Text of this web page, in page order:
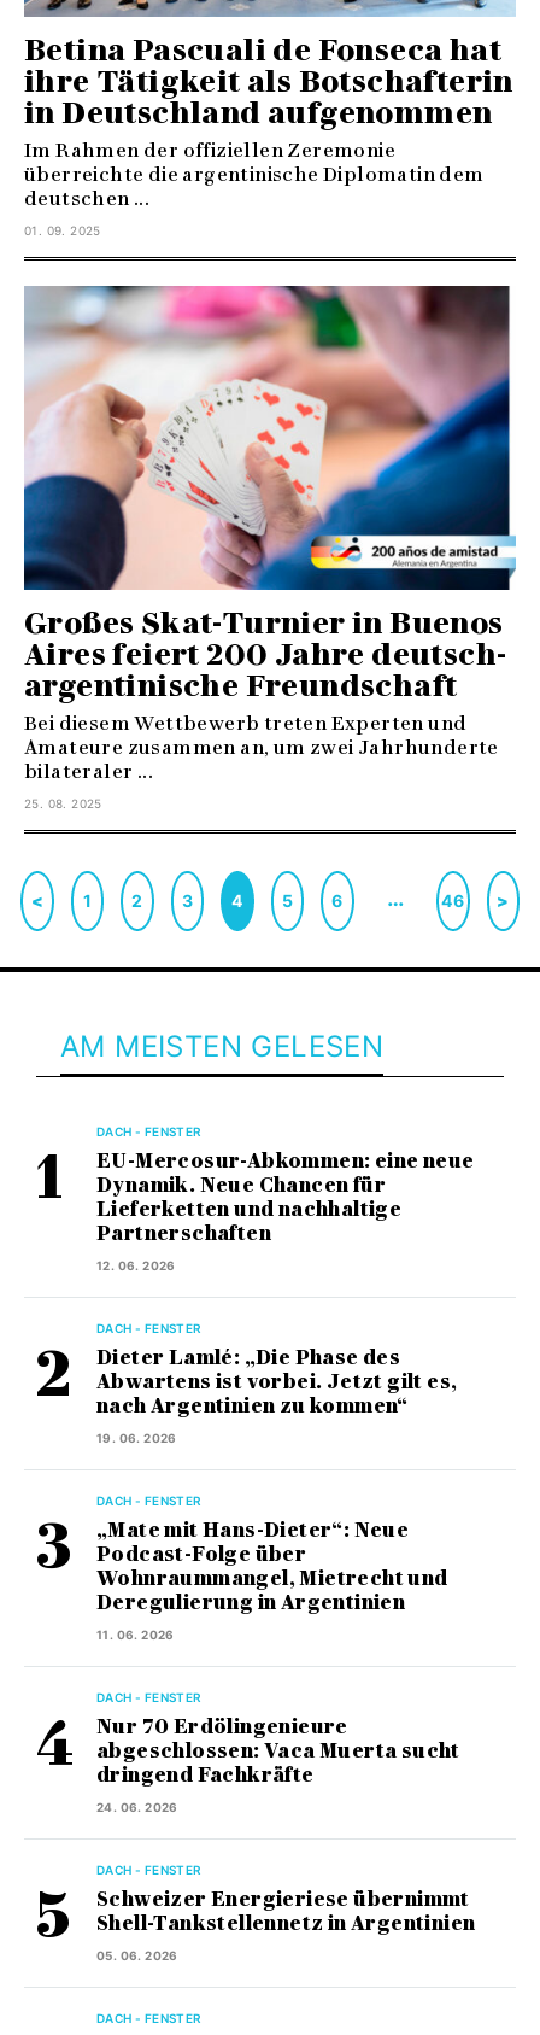
Betina Pascuali de Fonseca hat
ihre Tätigkeit als Botschafterin
in Deutschland aufgenommen
Im Rahmen der offiziellen Zeremonie
überreichte die argentinische Diplomatin dem
deutschen ...
01. 09. 2025
Großes Skat-Turnier in Buenos
Aires feiert 200 Jahre deutsch-
argentinische Freundschaft
Bei diesem Wettbewerb treten Experten und
Amateure zusammen an, um zwei Jahrhunderte
bilateraler ...
25. 08. 2025
< 1 2 3 4 5 6 … 46 >
AM MEISTEN GELESEN
DACH - FENSTER
EU-Mercosur-Abkommen: eine neue
Dynamik. Neue Chancen für
Lieferketten und nachhaltige
Partnerschaften
12. 06. 2026
DACH - FENSTER
Dieter Lamlé: „Die Phase des
Abwartens ist vorbei. Jetzt gilt es,
nach Argentinien zu kommen“
19. 06. 2026
DACH - FENSTER
„Mate mit Hans-Dieter“: Neue
Podcast-Folge über
Wohnraummangel, Mietrecht und
Deregulierung in Argentinien
11. 06. 2026
DACH - FENSTER
Nur 70 Erdölingenieure
abgeschlossen: Vaca Muerta sucht
dringend Fachkräfte
24. 06. 2026
DACH - FENSTER
Schweizer Energieriese übernimmt
Shell-Tankstellennetz in Argentinien
05. 06. 2026
DACH - FENSTER